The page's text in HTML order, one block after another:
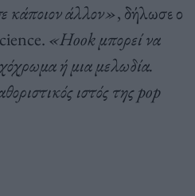
κάποιον άλλον», δήλωσε ο
«Hook μπορεί να
ή μια μελωδία.
ιστός της pop